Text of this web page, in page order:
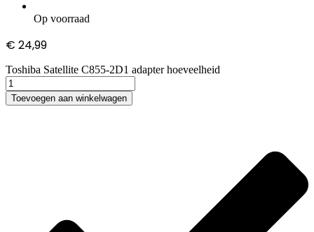
Op voorraad
€ 24,99
Toshiba Satellite C855-2D1 adapter hoeveelheid
Toevoegen aan winkelwagen